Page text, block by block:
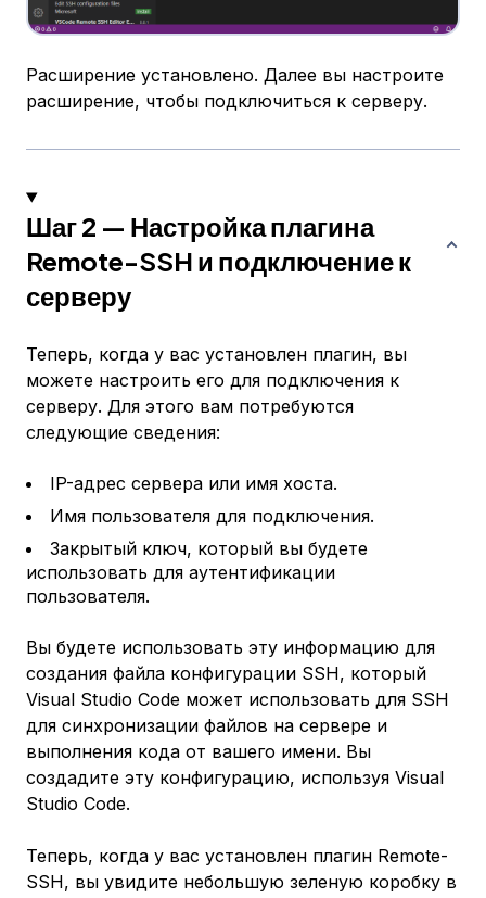
Расширение установлено. Далее вы настроите
расширение, чтобы подключиться к серверу.
Шаг 2 — Настройка плагина
Remote-SSH и подключение к
серверу
Теперь, когда у вас установлен плагин, вы
можете настроить его для подключения к
серверу. Для этого вам потребуются
следующие сведения:
IP-адрес сервера или имя хоста.
Имя пользователя для подключения.
Закрытый ключ, который вы будете
использовать для аутентификации
пользователя.
Вы будете использовать эту информацию для
создания файла конфигурации SSH, который
Visual Studio Code может использовать для SSH
для синхронизации файлов на сервере и
выполнения кода от вашего имени. Вы
создадите эту конфигурацию, используя Visual
Studio Code.
Теперь, когда у вас установлен плагин Remote-
SSH, вы увидите небольшую зеленую коробку в